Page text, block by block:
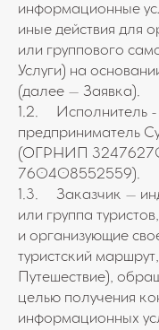
информационные
иные действия для
или группового
Услуги) на
(далее – Заявка).
1.2. Исполнитель -
предприниматель
(ОГРНИП
760408552559).
1.3. Заказчик –
или группа
и организующие
туристский
Путешествие),
целью получения
информационных